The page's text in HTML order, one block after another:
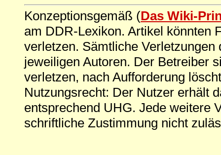
Konzeptionsgemäß (Das Wiki-
am DDR-Lexikon. Artikel könnten
verletzen. Sämtliche
jeweiligen Autoren. Der Betreiber
verletzen, nach Aufforderung
Nutzungsrecht: Der Nutzer erhält
entsprechend UHG. Jede weitere
schriftliche Zustimmung nicht